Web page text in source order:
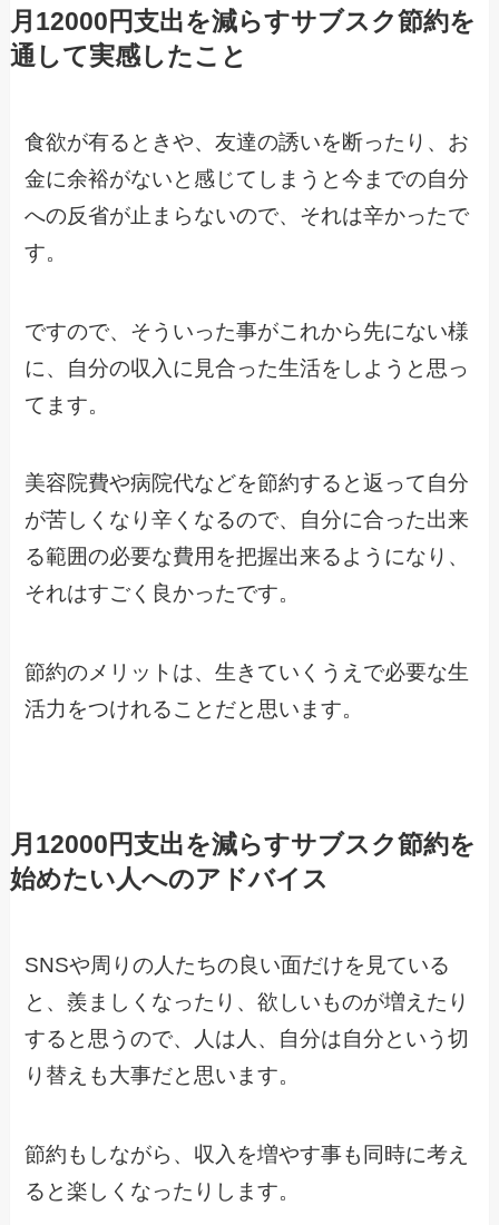
月12000円支出を減らすサブスク節約を
通して実感したこと
食欲が有るときや、友達の誘いを断ったり、お
金に余裕がないと感じてしまうと今までの自分
への反省が止まらないので、それは辛かったで
す。
ですので、そういった事がこれから先にない様
に、自分の収入に見合った生活をしようと思っ
てます。
美容院費や病院代などを節約すると返って自分
が苦しくなり辛くなるので、自分に合った出来
る範囲の必要な費用を把握出来るようになり、
それはすごく良かったです。
節約のメリットは、生きていくうえで必要な生
活力をつけれることだと思います。
月12000円支出を減らすサブスク節約を
始めたい人へのアドバイス
SNSや周りの人たちの良い面だけを見ている
と、羨ましくなったり、欲しいものが増えたり
すると思うので、人は人、自分は自分という切
り替えも大事だと思います。
節約もしながら、収入を増やす事も同時に考え
ると楽しくなったりします。